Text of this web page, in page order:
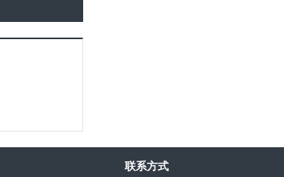
联系方式